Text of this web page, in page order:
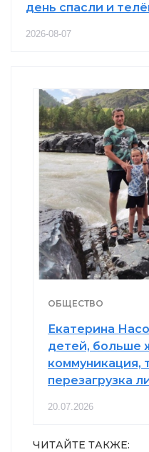
день спасли и
2026-08-07
ОБЩЕСТВО
Екатерина
детей, больше
коммуникация,
перезагрузка
20.07.2026
ЧИТАЙТЕ ТАКЖЕ: